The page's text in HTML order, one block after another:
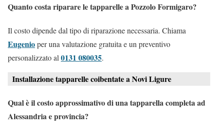
Quanto costa riparare le tapparelle a Pozzolo Formigaro?
Il costo dipende dal tipo di riparazione necessaria. Chiama
Eugenioper una valutazione gratuita e un preventivo
personalizzato al 0131 080035.
Installazione tapparelle coibentate a Novi Ligure
Qual è il costo approssimativo di una tapparella completa ad
Alessandria e provincia?